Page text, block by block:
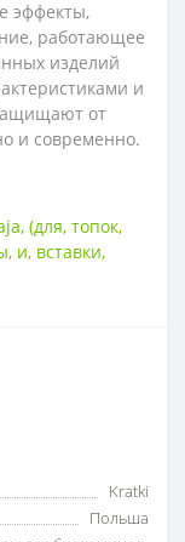
эффекты,
работающее
изделий
и
от
и современно.
, (для, топок,
, и, вставки,
Kratki
Польша